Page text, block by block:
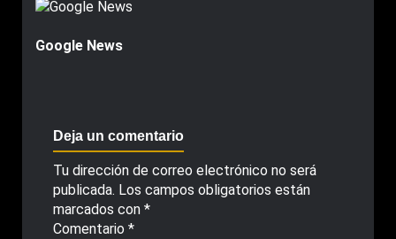
Google News
Deja un comentario
Tu dirección de correo electrónico no será
publicada. Los campos obligatorios están
marcados con *
Comentario *